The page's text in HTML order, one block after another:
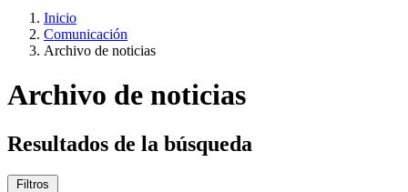
Inicio
Comunicación
Archivo de noticias
Archivo de noticias
Resultados de la búsqueda
Filtros